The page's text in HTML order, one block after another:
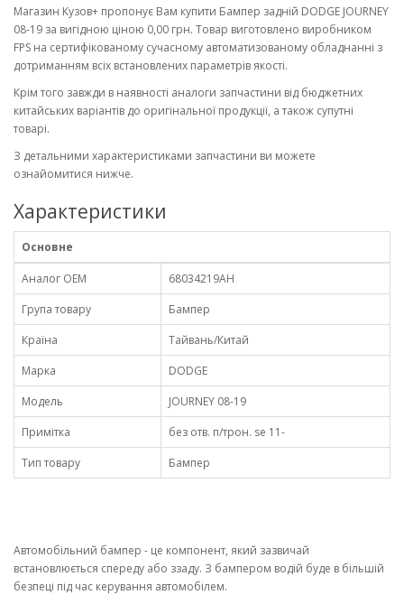
Магазин Кузов+ пропонує Вам купити Бампер задній DODGE JOURNEY
08-19 за вигідною ціною 0,00 грн. Товар виготовлено виробником
FPS на сертифікованому сучасному автоматизованому обладнанні з
дотриманням всіх встановлених параметрів якості.
Крім того завжди в наявності аналоги запчастини від бюджетних
китайських варіантів до оригінальної продукції, а також супутні
товарі.
З детальними характеристиками запчастини ви можете
ознайомитися нижче.
Характеристики
Основне
Аналог OEM
68034219AH
Група товару
Бампер
Країна
Тайвань/Китай
Марка
DODGE
Модель
JOURNEY 08-19
Примітка
без отв. п/трон. se 11-
Тип товару
Бампер
Автомобільний бампер - це компонент, який зазвичай
встановлюється спереду або ззаду. З бампером водій буде в більшій
безпеці під час керування автомобілем.